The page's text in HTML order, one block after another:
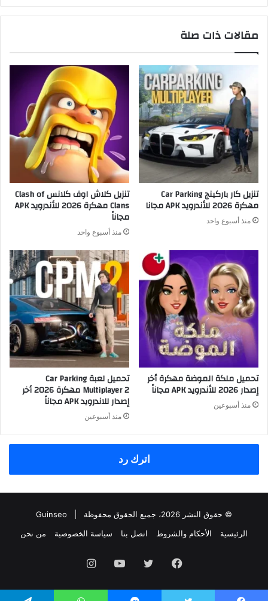
مقالات ذات صلة
تنزيل كار باركينج Car Parking
مهكرة 2026 للأندرويد APK مجانا
منذ أسبوع واحد
تنزيل كلاش اوف كلانس Clash of
Clans مهكرة 2026 للأندرويد APK
مجاناً
منذ أسبوع واحد
تحميل ملكة الموضة مهكرة أخر
إصدار 2026 للأندرويد APK مجاناً
منذ أسبوعين
تحميل لعبة Car Parking
Multiplayer 2 مهكرة 2026 أخر
إصدار للاندرويد APK مجاناً
منذ أسبوعين
اترك رد
© حقوق النشر 2026، جميع الحقوق محفوظة |
Guinseo
الرئيسية
الأحكام والشروط اتصل بنا سياسة الخصوصية من نحن
فيسبوك تويتر يوتيوبانستقرام